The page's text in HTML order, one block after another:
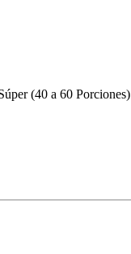
(40 a 60 Porciones)